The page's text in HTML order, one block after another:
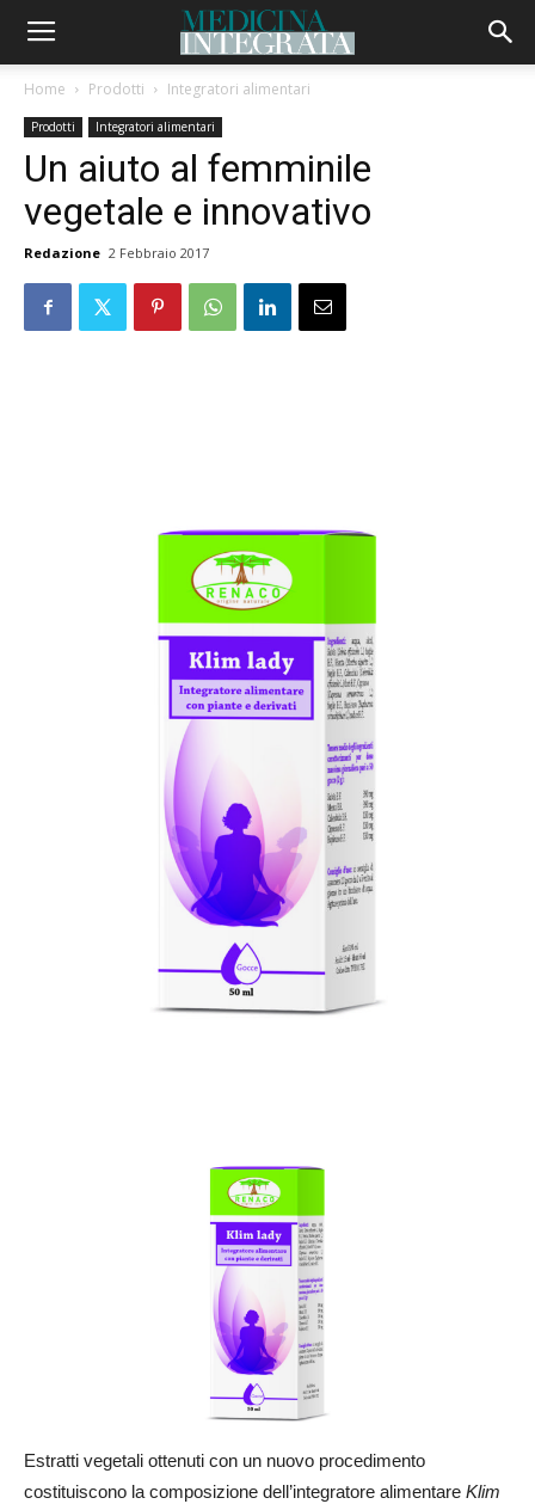
Home Prodotti Integratori alimentari
Prodotti Integratori alimentari
Un aiuto al femminile
vegetale e innovativo
Redazione 2 Febbraio 2017
Estratti vegetali ottenuti con un nuovo procedimento
costituiscono la composizione dell’integratore alimentare Klim